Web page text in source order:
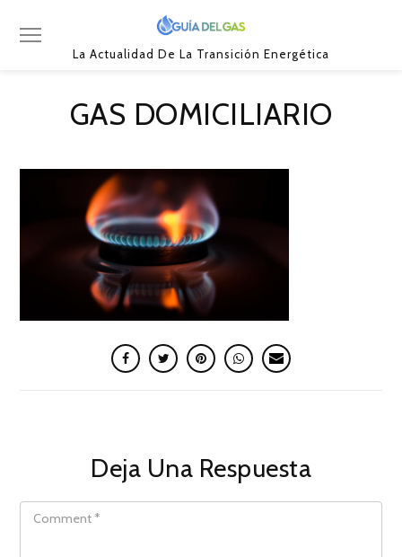
La Actualidad De La Transición Energética
GAS DOMICILIARIO
Deja Una Respuesta
COMMENT